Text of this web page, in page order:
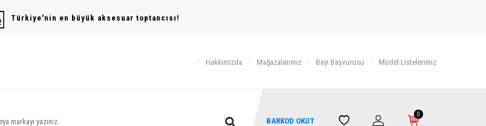
Türkiye'nin en büyük aksesuar toptancısı!
Hakkımızda Mağazalarımız Bayi Başvurusu Model Listelerimiz
BARKOD OKUT
0